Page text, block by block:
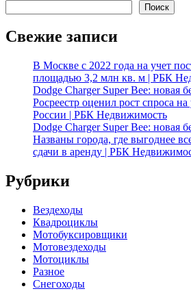
Поиск
Свежие записи
В Москве с 2022 года на учет
площадью 3,2 млн кв. м | РБК
Dodge Charger Super Bee: новая
Росреестр оценил рост спроса
России | РБК Недвижимость
Dodge Charger Super Bee: новая
Названы города, где выгоднее
сдачи в аренду | РБК
Рубрики
Вездеходы
Квадроциклы
Мотобуксировщики
Мотовездеходы
Мотоциклы
Разное
Снегоходы